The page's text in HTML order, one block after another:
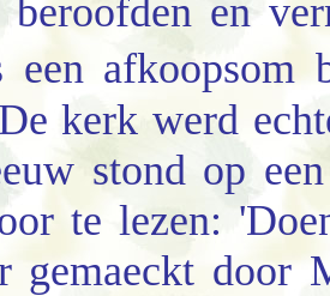
en
een
kerk werd
stond op
te lezen:
gemaeckt door